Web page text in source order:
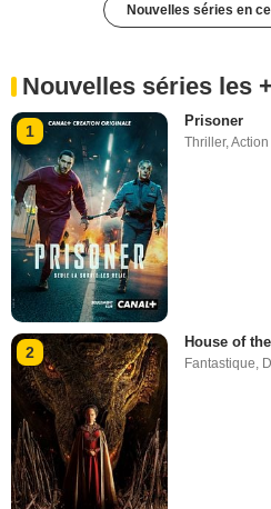
Nouvelles séries en
Nouvelles séries les
1
Prisoner
Thriller,Action
2
House of
Fantastique